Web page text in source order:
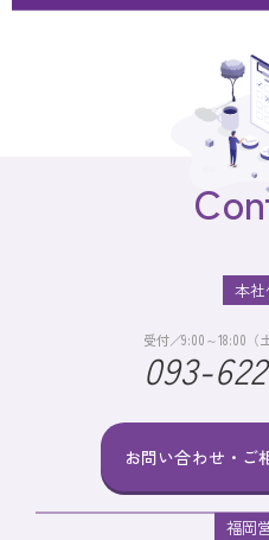
お問い合わせ・ご
本社
受付／9:00～18:00（
093-
福岡